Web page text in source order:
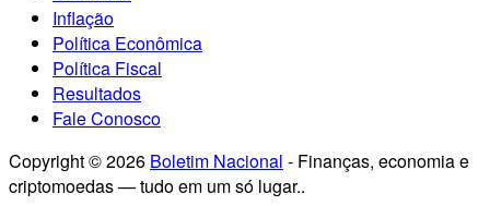
Inflação
Política Econômica
Política Fiscal
Resultados
Fale Conosco
Copyright © 2026 Boletim Nacional - Finanças, economia e
criptomoedas — tudo em um só lugar..